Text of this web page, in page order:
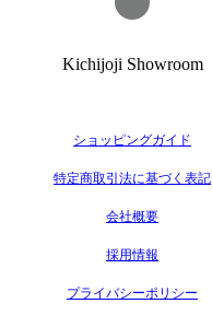
Kichijoji Showroom
ショッピングガイド
特定商取引法に基づく表記
会社概要
採用情報
プライバシーポリシー